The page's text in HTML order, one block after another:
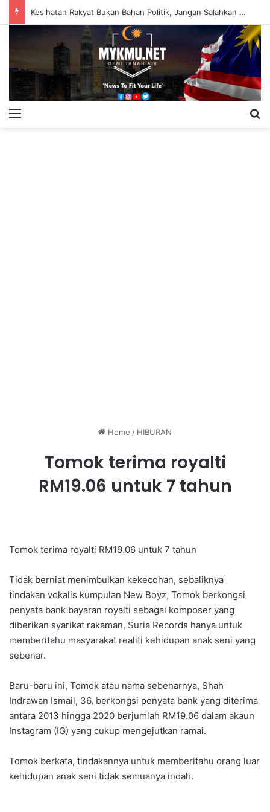
Kesihatan Rakyat Bukan Bahan Politik, Jangan Salahkan Onn Hafiz – Haslinda Salleh
Home / HIBURAN
Tomok terima royalti
RM19.06 untuk 7 tahun
Tomok terima royalti RM19.06 untuk 7 tahun
Tidak berniat menimbulkan kekecohan, sebaliknya
tindakan vokalis kumpulan New Boyz, Tomok berkongsi
penyata bank bayaran royalti sebagai komposer yang
diberikan syarikat rakaman, Suria Records hanya untuk
memberitahu masyarakat realiti kehidupan anak seni yang
sebenar.
Baru-baru ini, Tomok atau nama sebenarnya, Shah
Indrawan Ismail, 36, berkongsi penyata bank yang diterima
antara 2013 hingga 2020 berjumlah RM19.06 dalam akaun
Instagram (IG) yang cukup mengejutkan ramai.
Tomok berkata, tindakannya untuk memberitahu orang luar
kehidupan anak seni tidak semuanya indah.